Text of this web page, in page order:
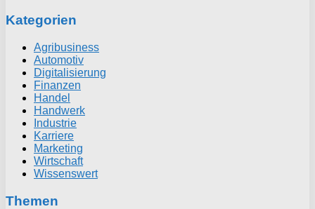
Kategorien
Agribusiness
Automotiv
Digitalisierung
Finanzen
Handel
Handwerk
Industrie
Karriere
Marketing
Wirtschaft
Wissenswert
Themen